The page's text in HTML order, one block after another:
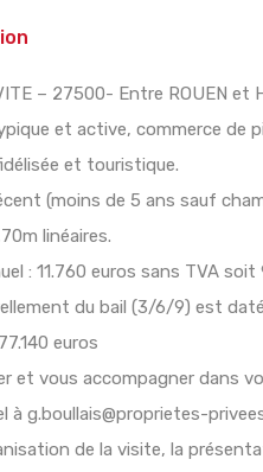
– 27500- Entre ROUEN et
et active, commerce de
et touristique.
(moins de 5 ans sauf
linéaires.
: 11.760 euros sans TVA
du bail (3/6/9) est
euros
et vous accompagner dans
à g.boullais@proprietes-
de la visite, la